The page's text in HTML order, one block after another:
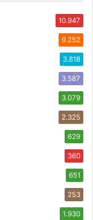
10.947
9.252
3.818
3.587
3.079
2.325
629
360
651
253
1.930